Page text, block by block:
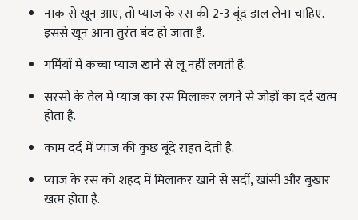
नाक से खून आए, तो प्याज के रस की 2-3 बूंद डाल लेना चाहिए.
इससे खून आना तुरंत बंद हो जाता है.
गर्मियों में कच्चा प्याज खाने से लू नहीं लगती है.
सरसों के तेल में प्याज का रस मिलाकर लगने से जोड़ों का दर्द खत्म
होता है.
काम दर्द में प्याज की कुछ बूंदे राहत देती है.
प्याज के रस को शहद में मिलाकर खाने से सर्दी, खांसी और बुखार
खत्म होता है.